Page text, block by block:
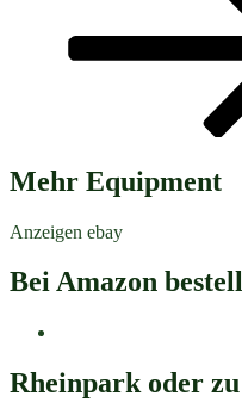
Mehr Equipment
Anzeigen ebay
Bei Amazon
Rheinpark oder zu